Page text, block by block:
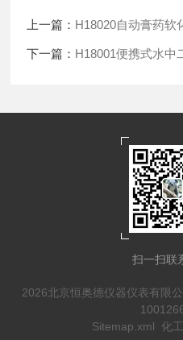
上一篇： H18020自动膏药软
下一篇： H18001便携式水中
扫一扫联
2026北京恒奥德仪器仪表有限
Sitemap.xml 化